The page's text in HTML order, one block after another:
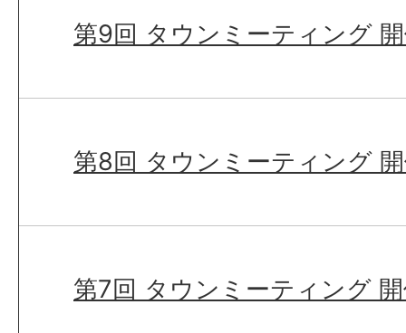
第9回 タウンミーティング
第8回 タウンミーティング
第7回 タウンミーティング